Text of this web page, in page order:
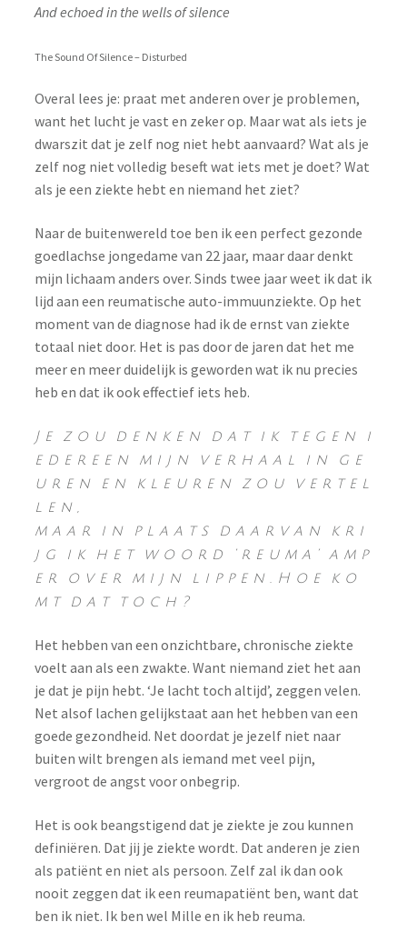
Mail
My Account
Privacy statement
SHOP (Coming Soon)
And echoed in the wells of silence
The Sound Of Silence – Disturbed
Overal lees je: praat met anderen over je problemen,
want het lucht je vast en zeker op. Maar wat als iets je
dwarszit dat je zelf nog niet hebt aanvaard? Wat als je
zelf nog niet volledig beseft wat iets met je doet? Wat
als je een ziekte hebt en niemand het ziet?
Naar de buitenwereld toe ben ik een perfect gezonde
goedlachse jongedame van 22 jaar, maar daar denkt
mijn lichaam anders over. Sinds twee jaar weet ik dat ik
lijd aan een reumatische auto-immuunziekte. Op het
moment van de diagnose had ik de ernst van ziekte
totaal niet door. Het is pas door de jaren dat het me
meer en meer duidelijk is geworden wat ik nu precies
heb en dat ik ook effectief iets heb.
J e z o u d e n k e n d a t i k t e g e n i
e d e r e e n m i j n v e r h a a l i n g e
u r e n e n k l e u r e n z o u v e r t e l
l e n ,
m a a r i n p l a a t s d a a r v a n k r i
j g i k h e t w o o r d ‘ r e u m a ’ a m p
e r o v e r m i j n l i p p e n . H o e k o
m t d a t t o c h ?
Het hebben van een onzichtbare, chronische ziekte
voelt aan als een zwakte. Want niemand ziet het aan
je dat je pijn hebt. ‘Je lacht toch altijd’, zeggen velen.
Net alsof lachen gelijkstaat aan het hebben van een
goede gezondheid. Net doordat je jezelf niet naar
buiten wilt brengen als iemand met veel pijn,
vergroot de angst voor onbegrip.
Het is ook beangstigend dat je ziekte je zou kunnen
definiëren. Dat jij je ziekte wordt. Dat anderen je zien
als patiënt en niet als persoon. Zelf zal ik dan ook
nooit zeggen dat ik een reumapatiënt ben, want dat
ben ik niet. Ik ben wel Mille en ik heb reuma.